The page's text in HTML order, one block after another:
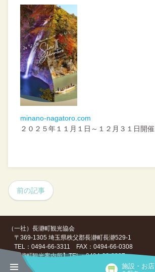
施設・お店
minano-nagatoro.com
２０２５年１１月１日～１２月３１日開催
前の記事
（一社）長瀞町観光協会
〒369-1305 埼玉県秩父郡長瀞町長瀞529-1
TEL：0494-66-3311 FAX：0494-66-0308
【長瀞町観光案内所】TEL：0494-66-0307
Copyright ©（一社）長瀞町観光協会, All Rights Reserved.